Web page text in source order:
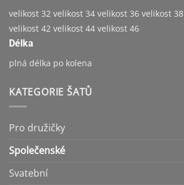
velikost 32 velikost 34 velikost 36 velikost 38
velikost 42 velikost 44 velikost 46
Délka
plná délka po kolena
KATEGORIE ŠATŮ
Pro družičky
Společenské
Svatební